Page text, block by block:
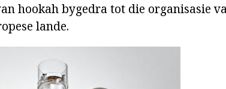
hookah bygedra tot die organisasie
lande.